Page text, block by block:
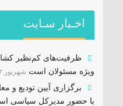
اخـبار سـایت
ظرفیت‌های کم‌نظیر
ویژه مسئولان است شهریور ۱۲, ۱۴۰۳
برگزاری آیین تودیع و
با حضور مدیرکل سیاسی